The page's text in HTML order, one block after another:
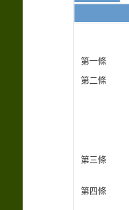
第一條
第二條
第三條
第四條